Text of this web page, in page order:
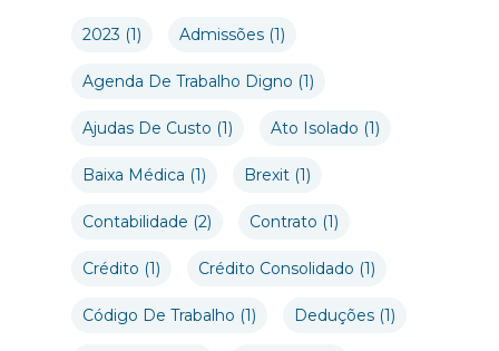
2023 (1) Admissões (1)
Agenda De Trabalho Digno (1)
Ajudas De Custo (1) Ato Isolado (1)
Baixa Médica (1) Brexit (1)
Contabilidade (2) Contrato (1)
Crédito (1) Crédito Consolidado (1)
Código De Trabalho (1) Deduções (1)